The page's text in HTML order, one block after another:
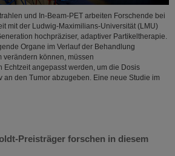
und In-Beam-PET arbeiten Forschende bei
mit der Ludwig-Maximilians-Universität (LMU)
hochpräziser, adaptiver Partikeltherapie.
Organe im Verlauf der Behandlung
verändern können, müssen
Echtzeit angepasst werden, um die Dosis
an den Tumor abzugeben. Eine neue Studie im
Preisträger forschen in diesem